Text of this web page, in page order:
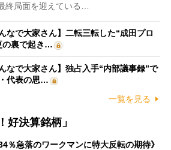
終局面を迎えている…
なで大家さん】二転三転した“成田プロ
の裏で起き…
なで大家さん】独占入手“内部議事録”で
代表の思…
一覧を見る
好決算銘柄」
％急落のワークマンに特大反転の期待》